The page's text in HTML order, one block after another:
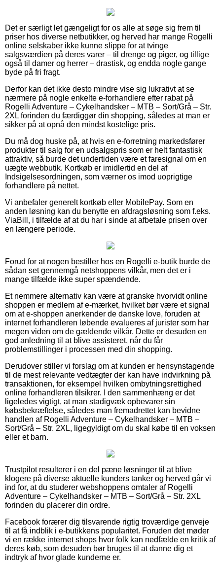
Det er særligt let gængeligt for os alle at søge sig frem til
priser hos diverse netbutikker, og herved har mange Rogelli
online selskaber ikke kunne slippe for at tvinge
salgsværdien på deres varer – til drenge og piger, og tillige
også til damer og herrer – drastisk, og endda nogle gange
byde på fri fragt.
Derfor kan det ikke desto mindre vise sig lukrativt at se
nærmere på nogle enkelte e-forhandlere efter rabat på
Rogelli Adventure – Cykelhandsker – MTB – Sort/Grå – Str.
2XL forinden du færdiggør din shopping, således at man er
sikker på at opnå den mindst kostelige pris.
Du må dog huske på, at hvis en e-forretning markedsfører
produkter til salg for en udsalgspris som er helt fantastisk
attraktiv, så burde det undertiden være et faresignal om en
uægte webbutik. Kortkøb er imidlertid en del af
Indsigelsesordningen, som værner os imod uoprigtige
forhandlere på nettet.
Vi anbefaler generelt kortkøb eller MobilePay. Som en
anden løsning kan du benytte en afdragsløsning som f.eks.
ViaBill, i tilfælde af at du har i sinde at afbetale prisen over
en længere periode.
Forud for at nogen bestiller hos en Rogelli e-butik burde de
sådan set gennemgå netshoppens vilkår, men det er i
mange tilfælde ikke super spændende.
Et nemmere alternativ kan være at granske hvorvidt online
shoppen er medlem af e-mærket, hvilket bør være et signal
om at e-shoppen anerkender de danske love, foruden at
internet forhandleren løbende evalueres af jurister som har
megen viden om de gældende vilkår. Dette er desuden en
god anledning til at blive assisteret, når du får
problemstillinger i processen med din shopping.
Derudover stiller vi forslag om at kunden er hensynstagende
til de mest relevante vedtægter der kan have indvirkning på
transaktionen, for eksempel hvilken ombytningsrettighed
online forhandleren tilsikrer. I den sammenhæng er det
ligeledes vigtigt, at man stadigvæk opbevarer sin
købsbekræftelse, således man fremadrettet kan bevidne
handlen af Rogelli Adventure – Cykelhandsker – MTB –
Sort/Grå – Str. 2XL, ligegyldigt om du skal købe til en voksen
eller et barn.
Trustpilot resulterer i en del pæne løsninger til at blive
klogere på diverse aktuelle kunders tanker og herved går vi
ind for, at du studerer webshoppens omtaler af Rogelli
Adventure – Cykelhandsker – MTB – Sort/Grå – Str. 2XL
forinden du placerer din ordre.
Facebook forærer dig tilsvarende rigtig troværdige genveje
til at få indblik i e-butikkens popularitet. Foruden det møder
vi en række internet shops hvor folk kan nedfælde en kritik af
deres køb, som desuden bør bruges til at danne dig et
indtryk af hvor glade kunderne er.